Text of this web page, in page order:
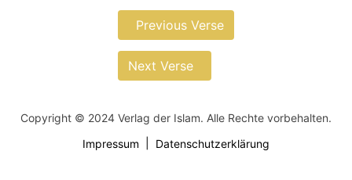
Previous Verse
Next Verse
Copyright © 2024 Verlag der Islam. Alle Rechte vorbehalten.
Impressum
Datenschutzerklärung